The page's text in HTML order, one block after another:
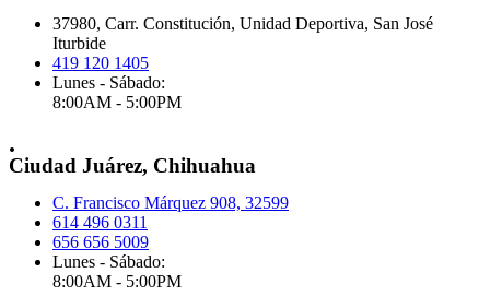
37980, Carr. Constitución, Unidad Deportiva, San José
Iturbide
419 120 1405
Lunes - Sábado:
8:00AM - 5:00PM
.
Ciudad Juárez, Chihuahua
C. Francisco Márquez 908, 32599
614 496 0311
656 656 5009
Lunes - Sábado:
8:00AM - 5:00PM